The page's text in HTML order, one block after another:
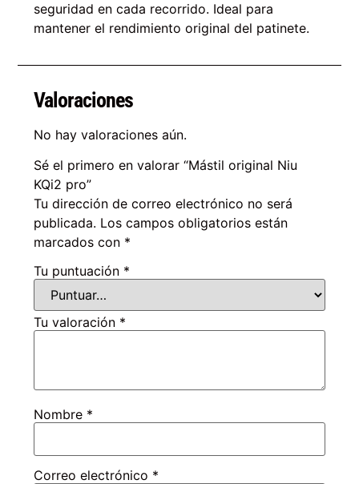
seguridad en cada recorrido. Ideal para
mantener el rendimiento original del patinete.
Valoraciones
No hay valoraciones aún.
Sé el primero en valorar “Mástil original Niu
KQi2 pro”
Tu dirección de correo electrónico no será
publicada. Los campos obligatorios están
marcados con *
Tu puntuación *
Tu valoración *
Nombre *
Correo electrónico *